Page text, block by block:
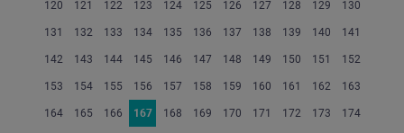
120 121 122 123 124 125 126 127 128 129 130
131 132 133 134 135 136 137 138 139 140 141
142 143 144 145 146 147 148 149 150 151 152
153 154 155 156 157 158 159 160 161 162 163
164 165 166 167 168 169 170 171 172 173 174